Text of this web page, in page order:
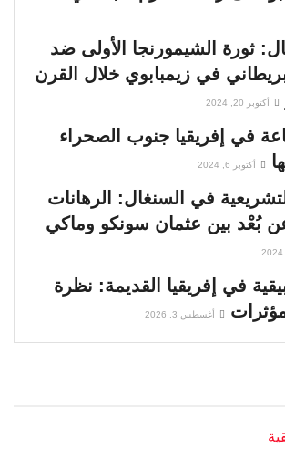
ثورة الشيمورنجا الأولى ضد
في زيمبابوي خلال القرن
أكتوبر 20, 2024
في إفريقيا جنوب الصحراء
أكتوبر 6, 2024
التشريعية في السنغال: الرهانات
بُعْد بين عثمان سونكو وماكي
في إفريقيا القديمة: نظرة
أغسطس 3, 2026